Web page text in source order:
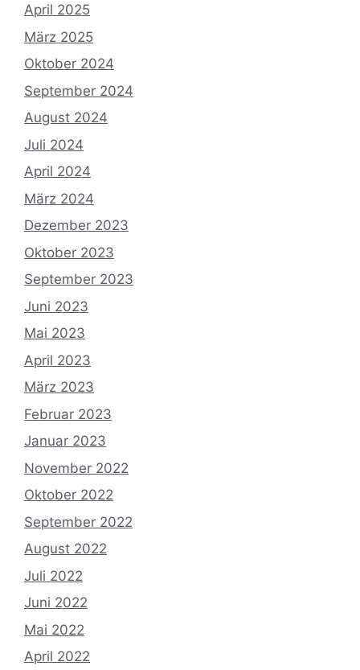
April 2025
März 2025
Oktober 2024
September 2024
August 2024
Juli 2024
April 2024
März 2024
Dezember 2023
Oktober 2023
September 2023
Juni 2023
Mai 2023
April 2023
März 2023
Februar 2023
Januar 2023
November 2022
Oktober 2022
September 2022
August 2022
Juli 2022
Juni 2022
Mai 2022
April 2022